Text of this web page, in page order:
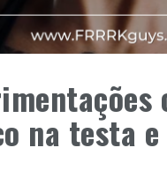
na testa